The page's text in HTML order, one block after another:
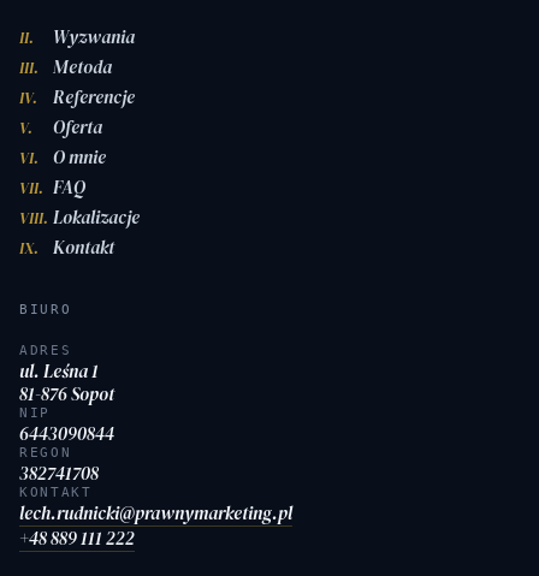
II. Wyzwania
III. Metoda
IV. Referencje
V. Oferta
VI. O mnie
VII. FAQ
VIII. Lokalizacje
IX. Kontakt
BIURO
ADRES
ul. Leśna 1
81-876 Sopot
NIP
6443090844
REGON
382741708
KONTAKT
lech.rudnicki@prawnymarketing.pl
+48 889 111 222